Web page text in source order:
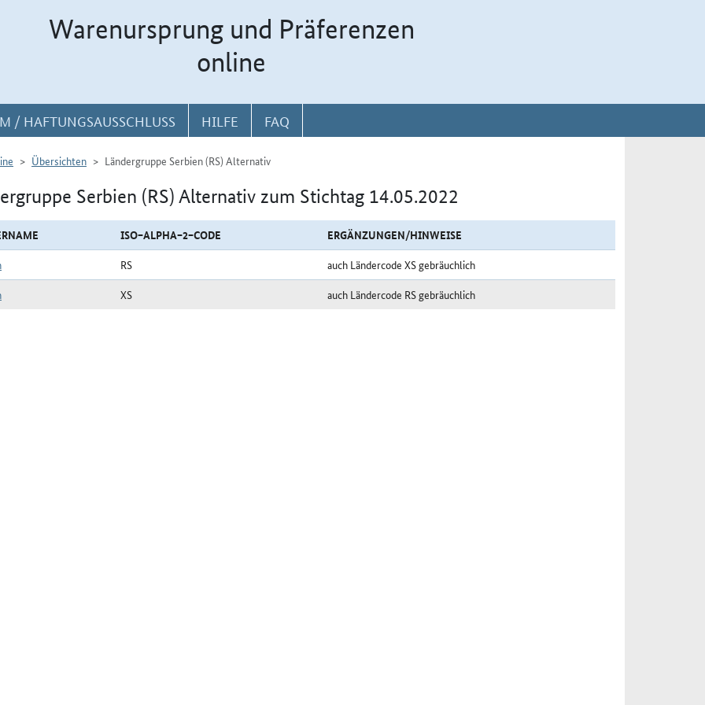
Warenursprung und Präferenzen
online
/ HAFTUNGSAUSSCHLUSS HILFE FAQ
Übersichten Ländergruppe Serbien (RS) Alternativ
Serbien (RS) Alternativ zum Stichtag 14.05.2022
ISO−ALPHA−2−CODE
ERGÄNZUNGEN/HINWEISE
RS
auch Ländercode XS gebräuchlich
XS auch Ländercode RS gebräuchlich